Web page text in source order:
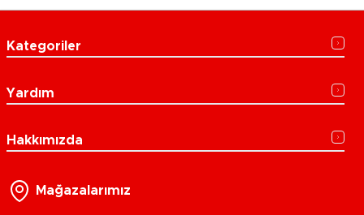
Kategoriler
Yardım
Hakkımızda
Mağazalarımız